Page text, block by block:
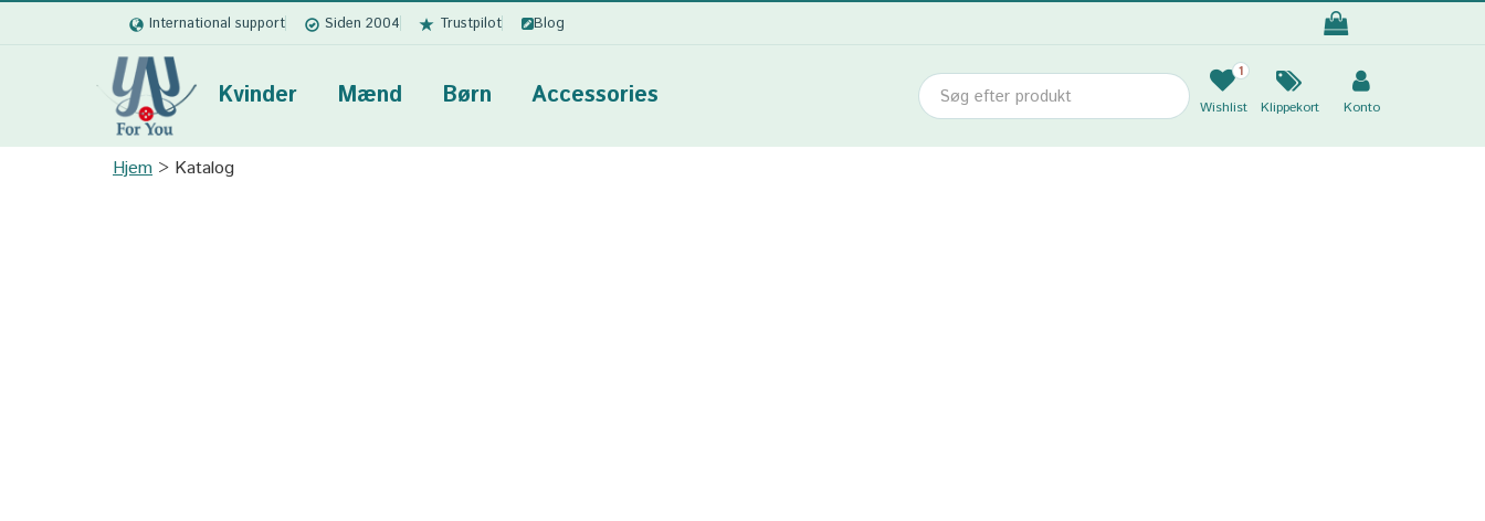
International support Siden 2004 Trustpilot Blog
Kvinder Mænd Børn Accessories
1
Wishlist Klippekort Konto
Hjem Katalog